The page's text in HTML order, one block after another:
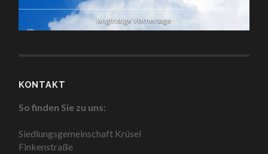
langfristige Vorhersage
KONTAKT
So finden Sie zu uns:
Siedlungsgemeinschaft Krüsel
Finkenstraße